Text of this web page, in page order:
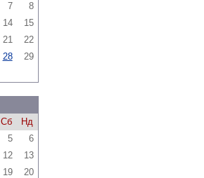
7
8
14
15
21
22
28
29
Сб
Нд
5
6
12
13
19
20